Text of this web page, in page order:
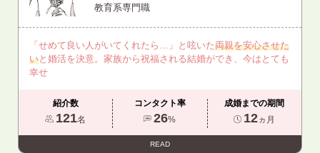
教育系専門職
「せめて良い人がいてくれたら…」と呟いた両親を安心させた
いと婚活を決意。家族から祝福される結婚ができ、今はとても
幸せ
紹介数
121名
コンタクト率
26%
成婚までの期間
12ヵ月
READ